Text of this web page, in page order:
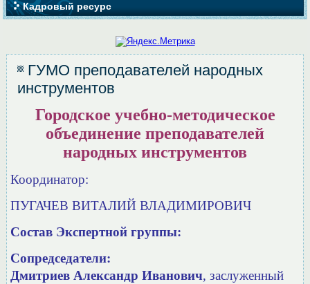
Кадровый ресурс
ГУМО преподавателей народных
инструментов
Городское учебно-методическое
объединение преподавателей
народных инструментов
Координатор:
ПУГАЧЕВ ВИТАЛИЙ ВЛАДИМИРОВИЧ
Состав Экспертной группы:
Сопредседатели:
Дмитриев Александр Иванович, заслуженный